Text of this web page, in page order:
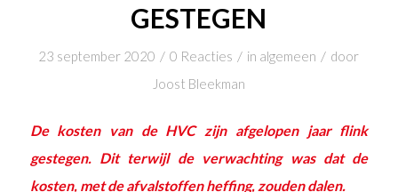
GESTEGEN
23 september 2020 / 0 Reacties / in algemeen / door
Joost Bleekman
De kosten van de HVC zijn afgelopen jaar flink
gestegen. Dit terwijl de verwachting was dat de
kosten, met de afvalstoffen heffing, zouden dalen.